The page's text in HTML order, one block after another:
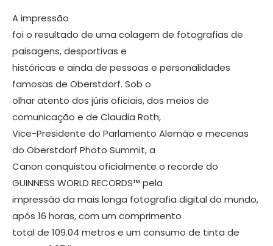
A impressão
foi o resultado de uma colagem de fotografias de
paisagens, desportivas e
históricas e ainda de pessoas e personalidades
famosas de Oberstdorf. Sob o
olhar atento dos júris oficiais, dos meios de
comunicação e de Claudia Roth,
Vice-Presidente do Parlamento Alemão e mecenas
do Oberstdorf Photo Summit, a
Canon conquistou oficialmente o recorde do
GUINNESS WORLD RECORDS™ pela
impressão da mais longa fotografia digital do mundo,
após 16 horas, com um comprimento
total de 109.04 metros e um consumo de tinta de